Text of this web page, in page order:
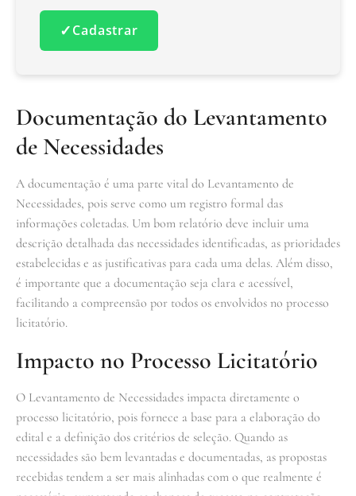
✓Cadastrar
Documentação do Levantamento
de Necessidades
A documentação é uma parte vital do Levantamento de
Necessidades, pois serve como um registro formal das
informações coletadas. Um bom relatório deve incluir uma
descrição detalhada das necessidades identificadas, as prioridades
estabelecidas e as justificativas para cada uma delas. Além disso,
é importante que a documentação seja clara e acessível,
facilitando a compreensão por todos os envolvidos no processo
licitatório.
Impacto no Processo Licitatório
O Levantamento de Necessidades impacta diretamente o
processo licitatório, pois fornece a base para a elaboração do
edital e a definição dos critérios de seleção. Quando as
necessidades são bem levantadas e documentadas, as propostas
recebidas tendem a ser mais alinhadas com o que realmente é